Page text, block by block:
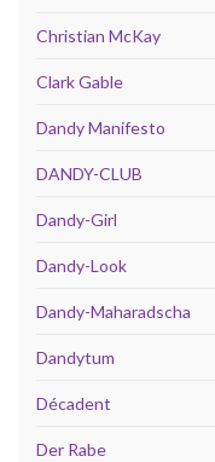
Christian McKay
Clark Gable
Dandy Manifesto
DANDY-CLUB
Dandy-Girl
Dandy-Look
Dandy-Maharadscha
Dandytum
Décadent
Der Rabe